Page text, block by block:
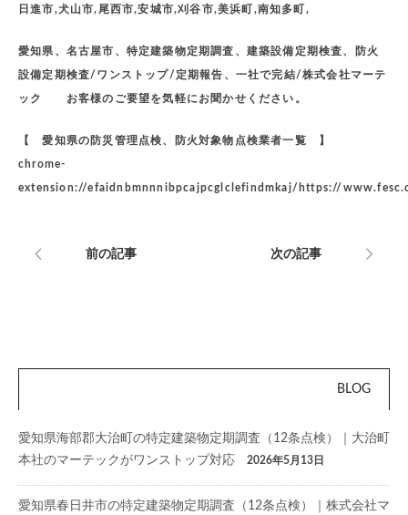
日進市,犬山市,尾西市,安城市,刈谷市,美浜町,南知多町,
愛知県、名古屋市、特定建築物定期調査、建築設備定期検査、防火
設備定期検査/ワンストップ/定期報告、一社で完結/株式会社マーテ
ック お客様のご要望を気軽にお聞かせください。
【 愛知県の防災管理点検、防火対象物点検業者一覧 】
chrome-
extension://efaidnbmnnnibpcajpcglclefindmkaj/https://
前の記事 次の記事
BLOG
愛知県海部郡大治町の特定建築物定期調査（12条点検）｜大治町
本社のマーテックがワンストップ対応
2026年5月13日
愛知県春日井市の特定建築物定期調査（12条点検）｜株式会社マ